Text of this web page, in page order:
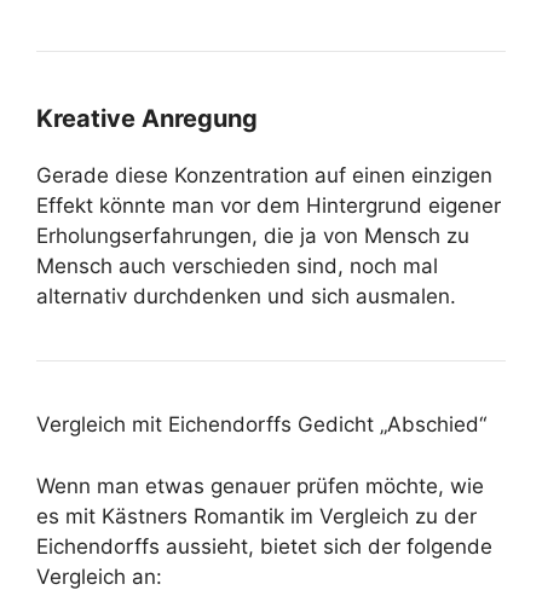
Kreative Anregung
Gerade diese Konzentration auf einen einzigen
Effekt könnte man vor dem Hintergrund eigener
Erholungserfahrungen, die ja von Mensch zu
Mensch auch verschieden sind, noch mal
alternativ durchdenken und sich ausmalen.
Vergleich mit Eichendorffs Gedicht „Abschied“
Wenn man etwas genauer prüfen möchte, wie
es mit Kästners Romantik im Vergleich zu der
Eichendorffs aussieht, bietet sich der folgende
Vergleich an: